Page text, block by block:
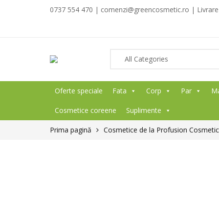
0737 554 470 | comenzi@greencosmetic.ro |
Oferte speciale Fata Corp Par
Cosmetice coreene Suplimente
Prima pagină Cosmetice de la Profusion